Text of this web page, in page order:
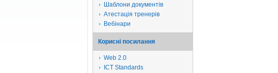
Шаблони документів
Атестація тренерів
Вебінари
Корисні посилання
Web 2.0
ICT Standards